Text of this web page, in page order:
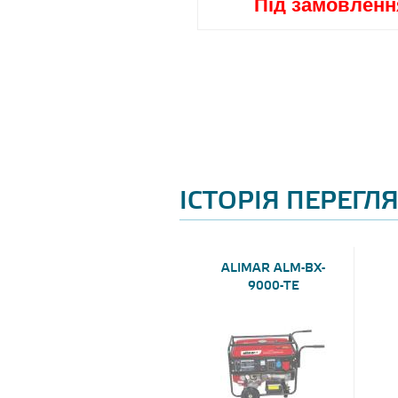
Під
ІСТОРІЯ
ALIMAR ALM-BX-
9000-TE